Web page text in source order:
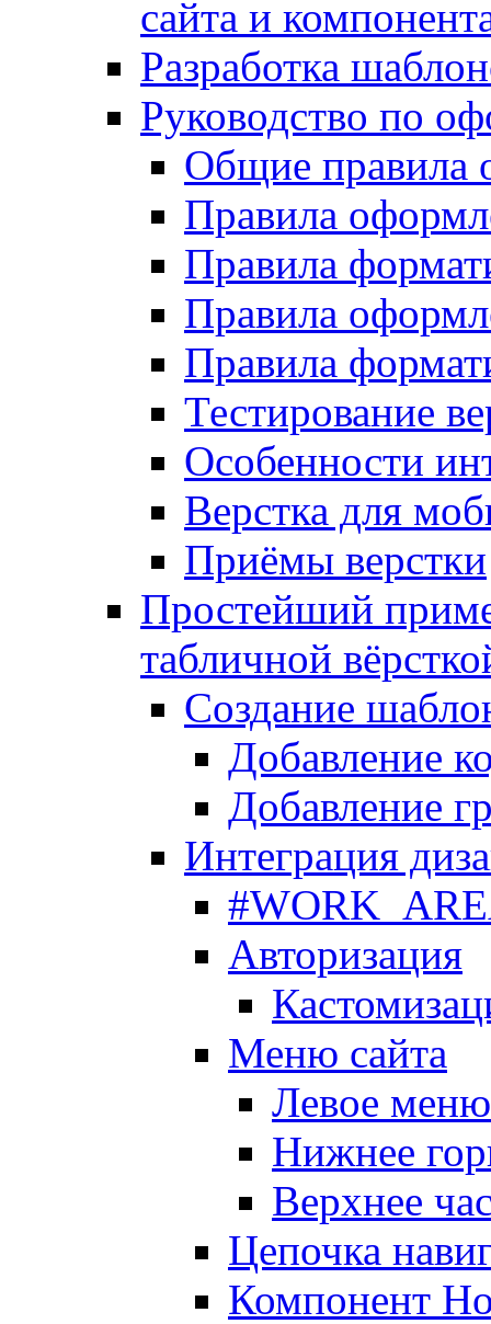
сайта и
Разработка
Руководство по
Общие правила
Правила
Правила
Правила
Правила
Тестирование
Особенности
Верстка для
Приёмы верстки
Простейший
табличной
Создание
Добавление
Добавление
Интеграция
Авторизация
Меню сайта
Левое меню
Нижнее
Верхнее
Цепочка
Компонент